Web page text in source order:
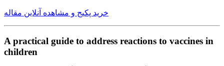
خرید پکیج و مشاهده آنلاین مقاله
A practical guide to address reactions to vaccines in
children